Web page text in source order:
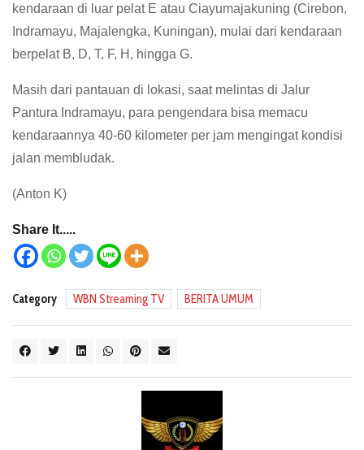
kendaraan di luar pelat E atau Ciayumajakuning (Cirebon,
Indramayu, Majalengka, Kuningan), mulai dari kendaraan
berpelat B, D, T, F, H, hingga G.
Masih dari pantauan di lokasi, saat melintas di Jalur
Pantura Indramayu, para pengendara bisa memacu
kendaraannya 40-60 kilometer per jam mengingat kondisi
jalan membludak.
(Anton K)
Share It.....
Category WBN Streaming TV BERITA UMUM